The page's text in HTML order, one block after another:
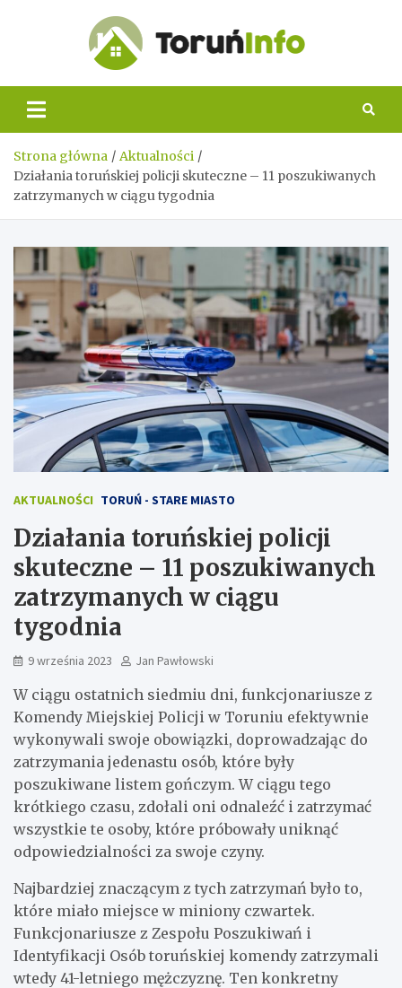
Info
Strona główna
Aktualności
Działania toruńskiej policji skuteczne – 11 poszukiwanych
zatrzymanych w ciągu tygodnia
AKTUALNOŚCI TORUŃ - STARE MIASTO
Działania toruńskiej policji
skuteczne – 11 poszukiwanych
zatrzymanych w ciągu
tygodnia
9 września 2023 Jan Pawłowski
W ciągu ostatnich siedmiu dni, funkcjonariusze z
Komendy Miejskiej Policji w Toruniu efektywnie
wykonywali swoje obowiązki, doprowadzając do
zatrzymania jedenastu osób, które były
poszukiwane listem gończym. W ciągu tego
krótkiego czasu, zdołali oni odnaleźć i zatrzymać
wszystkie te osoby, które próbowały uniknąć
odpowiedzialności za swoje czyny.
Najbardziej znaczącym z tych zatrzymań było to,
które miało miejsce w miniony czwartek.
Funkcjonariusze z Zespołu Poszukiwań i
Identyfikacji Osób toruńskiej komendy zatrzymali
wtedy 41-letniego mężczyznę. Ten konkretny